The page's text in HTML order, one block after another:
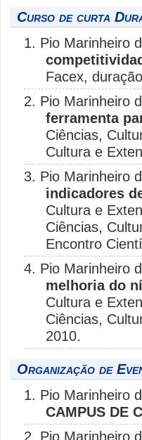
Curso de curta
1. Pio Marinheiro
Facex,
2. Pio Marinheiro
ferramenta
Ciências,
Cultura e
3. Pio Marinheiro
indicadores
Cultura e
Ciências,
Encontro
4. Pio Marinheiro
melhoria do
Cultura e
Ciências,
2010.
Organização de
1. Pio Marinheiro
CAMPUS DE
2. Pio Marinheiro